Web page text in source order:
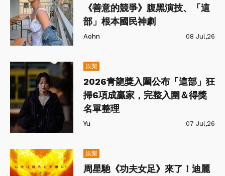
《善意的競爭》腹黑演技、「這
部」根本國民神劇
Aohn 08 Jul,26
娛樂
2026青龍獎入圍公布「這部」狂
掃6項成贏家，完整入圍＆得獎
名單整理
Yu 07 Jul,26
娛樂
周星馳《功夫女足》來了！迪麗